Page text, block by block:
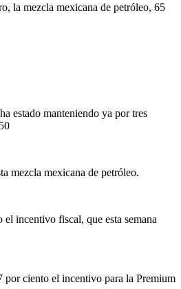
la mezcla mexicana de petróleo, 65
estado manteniendo ya por tres
mezcla mexicana de petróleo.
incentivo fiscal, que esta semana
por ciento el incentivo para la Premium